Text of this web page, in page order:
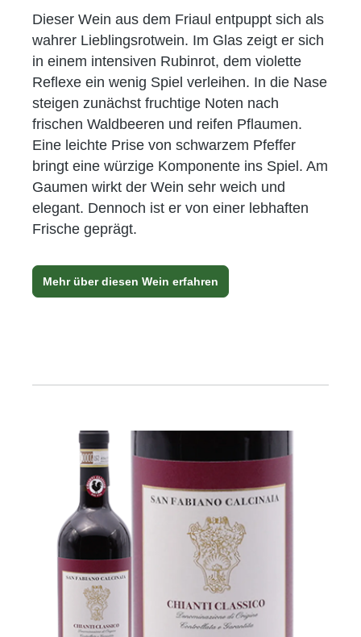
Dieser Wein aus dem Friaul entpuppt sich als
wahrer Lieblingsrotwein. Im Glas zeigt er sich
in einem intensiven Rubinrot, dem violette
Reflexe ein wenig Spiel verleihen. In die Nase
steigen zunächst fruchtige Noten nach
frischen Waldbeeren und reifen Pflaumen.
Eine leichte Prise von schwarzem Pfeffer
bringt eine würzige Komponente ins Spiel. Am
Gaumen wirkt der Wein sehr weich und
elegant. Dennoch ist er von einer lebhaften
Frische geprägt.
Mehr über diesen Wein erfahren